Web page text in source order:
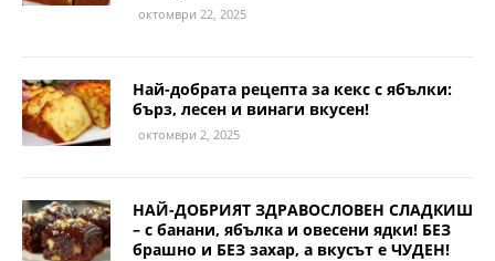
октомври 22, 2025
Най-добрата рецепта за кекс с ябълки:
бърз, лесен и винаги вкусен!
октомври 2, 2025
НАЙ-ДОБРИЯТ ЗДРАВОСЛОВЕН СЛАДКИШ
– с банани, ябълка и овесени ядки! БЕЗ
брашно и БЕЗ захар, а вкусът е ЧУДЕН!